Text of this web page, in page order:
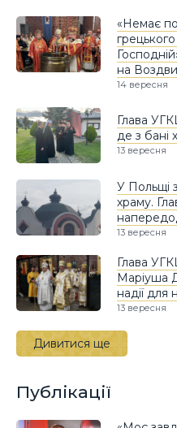
«Немає
на
14 вересня
Глава
де з бані
13 вересня
У Польщі
храму.
13 вересня
Глава
Маріуша
надії для
13 вересня
Дивитися ще
Публікації